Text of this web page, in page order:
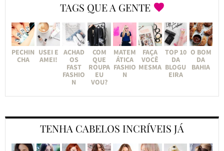
TAGS QUE A GENTE
PECHIN
CHA
USEI E
AMEI!
ACHAD
OS
FAST
FASHIO
N
COM
QUE
ROUPA
EU
VOU?
MATEM
ÁTICA
FASHIO
N
FAÇA
VOCÊ
MESMA
TOP 10
DA
BLOGU
EIRA
O BOM
DA
BAHIA
TENHA CABELOS INCRÍVEIS JÁ